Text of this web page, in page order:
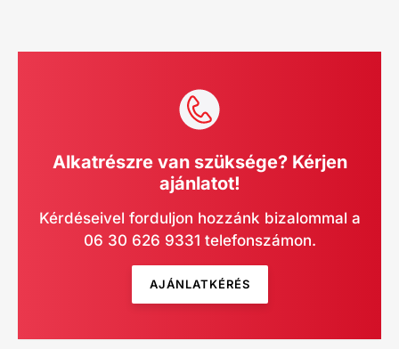
Alkatrészre van szüksége? Kérjen
ajánlatot!
Kérdéseivel forduljon hozzánk bizalommal a
06 30 626 9331 telefonszámon.
AJÁNLATKÉRÉS